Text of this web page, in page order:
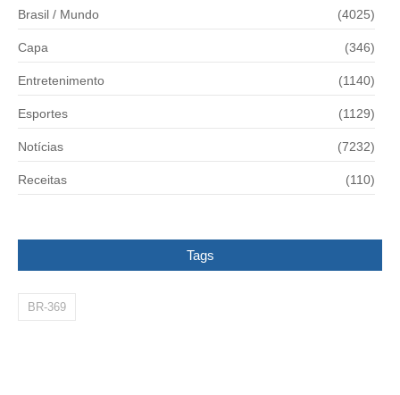
Brasil / Mundo (4025)
Capa (346)
Entretenimento (1140)
Esportes (1129)
Notícias (7232)
Receitas (110)
Tags
BR-369